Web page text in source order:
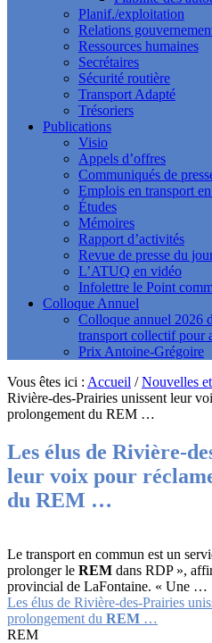
Planif./exploitation
Relations
Ressources humaines
Secrétaires
Sécurité routière
Transport Adapté
Trésoriers
Publications
Visio
Appels d’offres
Communiqués de
Emplois en transport
Études
Mémoires
Rapport d’activités
Revue de presse du
L’ATUQ en vidéo
Infolettre le Point
Colloque Annuel
Colloque annuel 2026
transport collectif pour
Prix Antoine-Grégoire
Vous êtes ici : Accueil /Nouvelles
Rivière-des-Prairies unissent leur
prolongement du REM …
Les élus de Rivière-
leur voix pour
du REM …
Le transport en commun est un
prolonger le REM dans RDP »,
provincial de LaFontaine. « Une …
Les élus de Rivière-des-Prairies
prolongement du REM …
REM